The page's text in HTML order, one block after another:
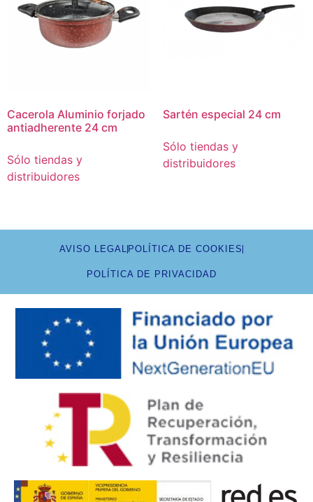
Cacerola Aluminio forjado
antiadherente 24 cm
Sólo tiendas y
distribuidores
Sartén especial 24 cm
Sólo tiendas y
distribuidores
AVISO LEGAL POLÍTICA DE COOKIES
POLÍTICA DE PRIVACIDAD